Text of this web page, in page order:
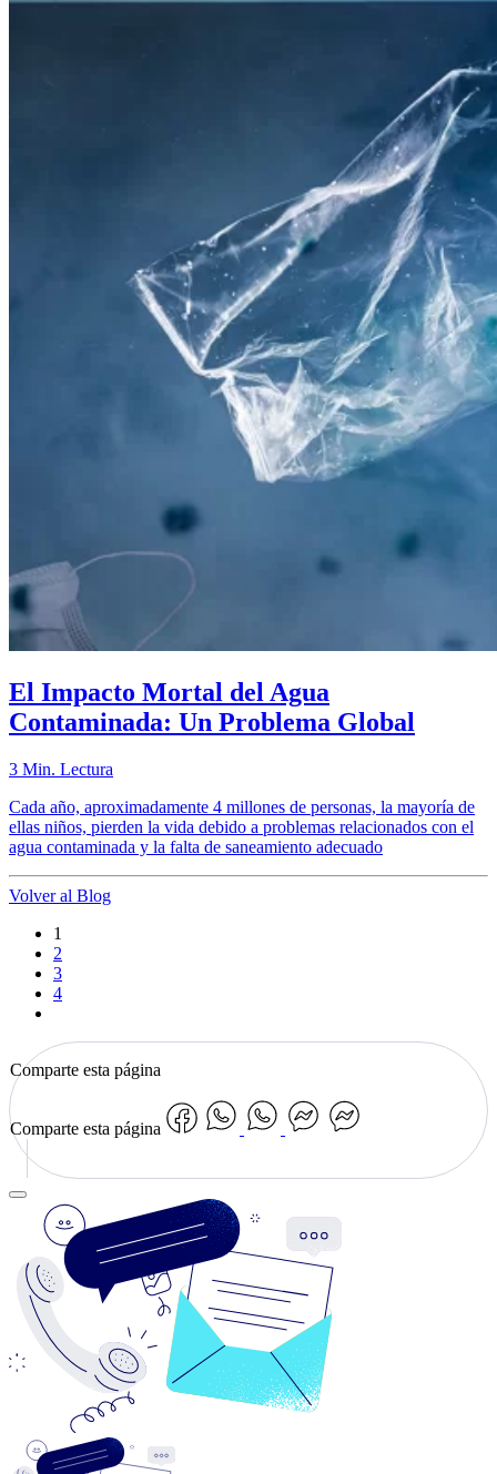
El Impacto Mortal del Agua
Contaminada: Un Problema Global
3 Min. Lectura
Cada año, aproximadamente 4 millones de personas, la mayoría de
ellas niños, pierden la vida debido a problemas relacionados con el
agua contaminada y la falta de saneamiento adecuado
Volver al Blog
1
2
3
4
Comparte esta página
Comparte esta página